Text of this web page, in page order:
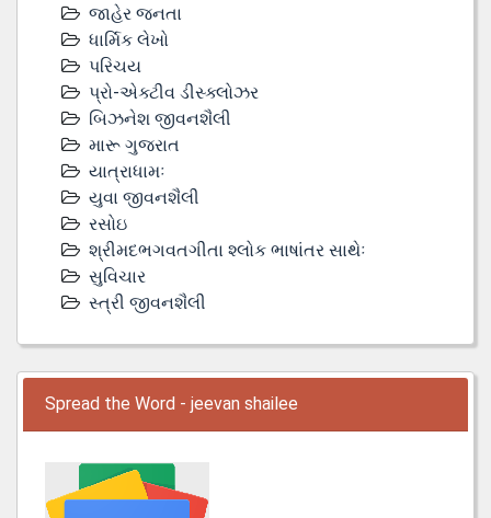
જાહેર જનતા
ધાર્મિક લેખો
પરિચય
પ્રો-એક્ટીવ ડીસ્‍ક્લોઝર
બિઝનેશ જીવનશૈલી
મારૂ ગુજરાત
યાત્રાધામઃ
યુવા જીવનશૈલી
રસોઇ
શ્રીમદભગવતગીતા શ્લોક ભાષાંતર સાથેઃ
સુવિચાર
સ્ત્રી જીવનશૈલી
Spread the Word - jeevan shailee